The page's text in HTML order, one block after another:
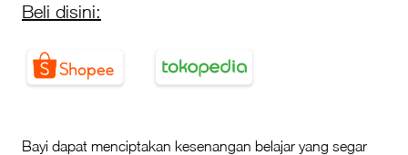
Beli disini:
Bayi dapat menciptakan kesenangan belajar yang segar